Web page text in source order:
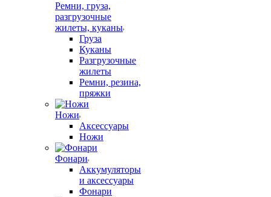
Ремни, груза,
разгрузочные
жилеты, куканы
Груза
Куканы
Разгрузочные
жилеты
Ремни, резина,
пряжки
Ножи
Аксессуары
Ножи
Фонари
Аккумуляторы
и аксессуары
Фонари